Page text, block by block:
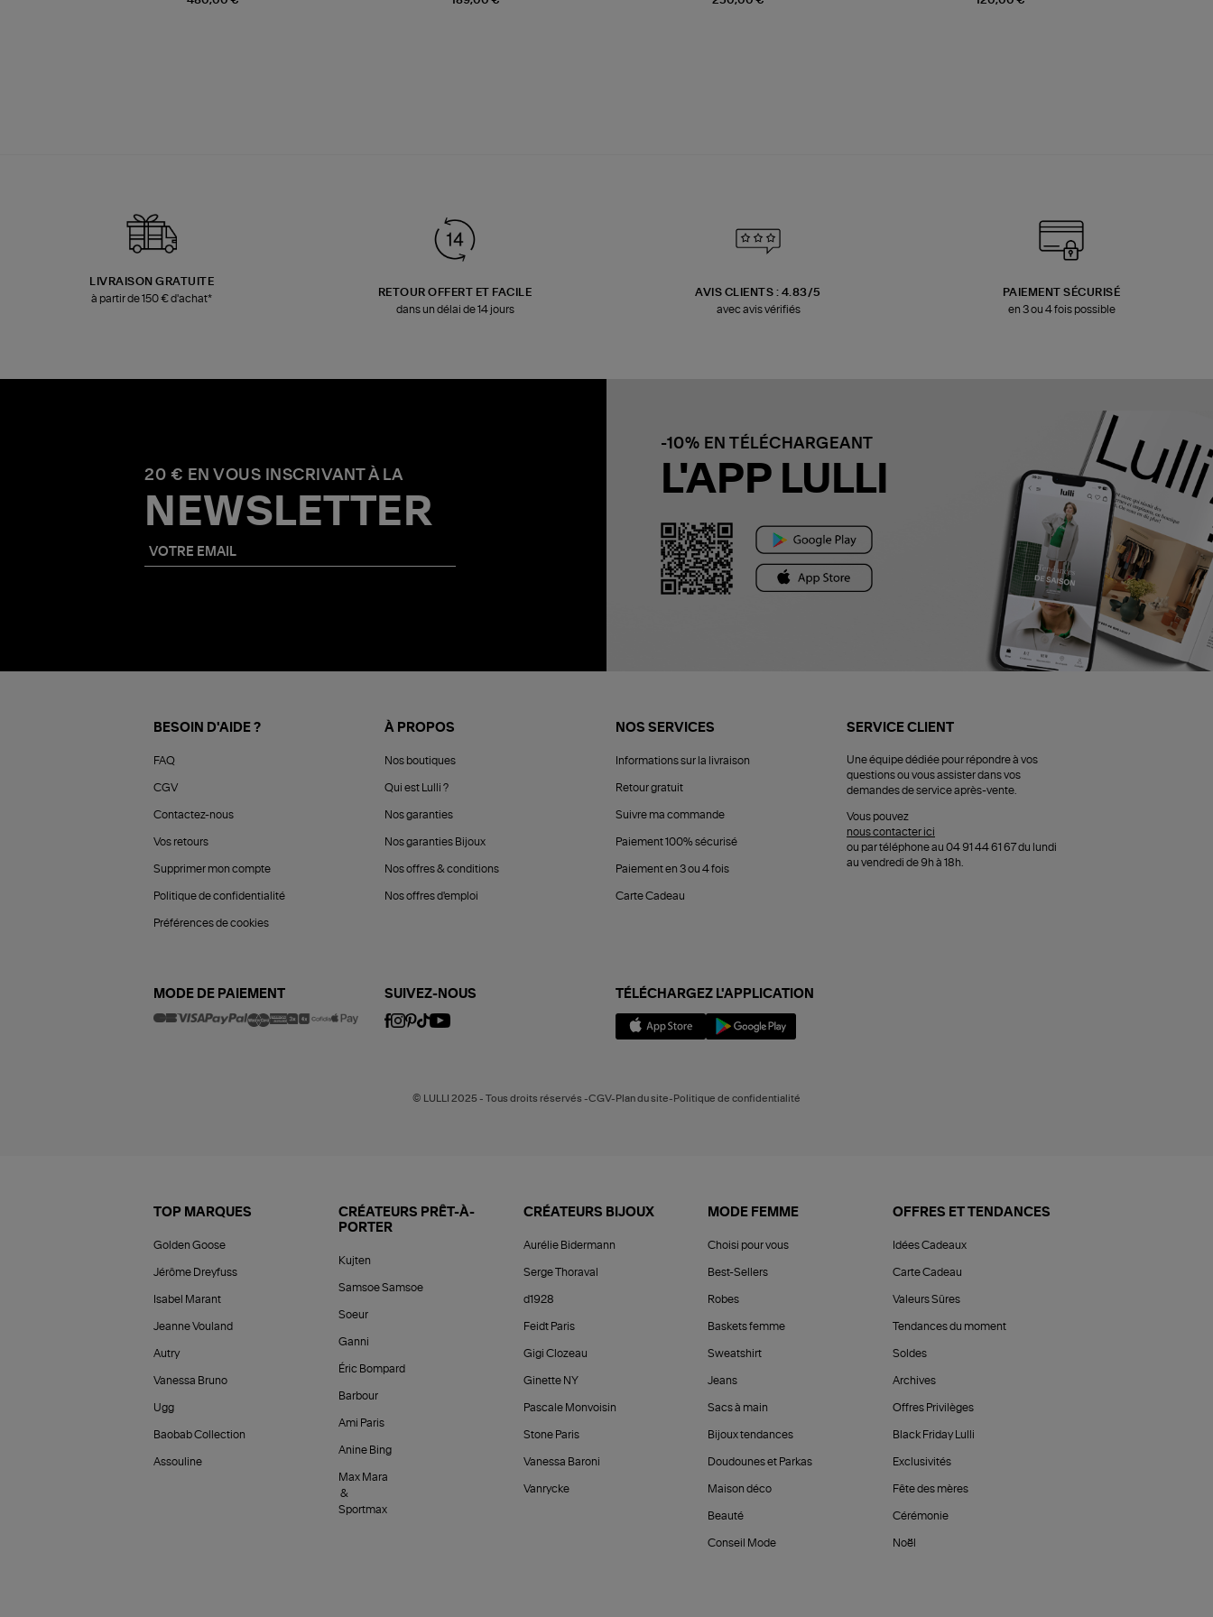
LIVRAISON GRATUITE
à partir de 150 € d'achat*
RETOUR OFFERT ET FACILE
dans un délai de 14 jours
AVIS CLIENTS : 4.83/5
avec avis vérifiés
PAIEMENT SÉCURISÉ
en 3 ou 4 fois possible
20 € EN VOUS INSCRIVANT À LA
NEWSLETTER
-10% EN TÉLÉCHARGEANT
L'APP LULLI
BESOIN D'AIDE ?
FAQ
CGV
Contactez-nous
Vos retours
Supprimer mon compte
Politique de confidentialité
Préférences de cookies
À PROPOS
Nos boutiques
Qui est Lulli ?
Nos garanties
Nos garanties Bijoux
Nos offres & conditions
Nos offres d'emploi
NOS SERVICES
Informations sur la livraison
Retour gratuit
Suivre ma commande
Paiement 100% sécurisé
Paiement en 3 ou 4 fois
Carte Cadeau
SERVICE CLIENT
Une équipe dédiée pour répondre à vos
questions ou vous assister dans vos
demandes de service après-vente.
Vous pouvez
nous contacter ici
ou par téléphone au 04 91 44 61 67 du lundi
au vendredi de 9h à 18h.
MODE DE PAIEMENT SUIVEZ-NOUS TÉLÉCHARGEZ L'APPLICATION
© LULLI 2025 - Tous droits réservés -CGV-Plan du site-Politique de confidentialité
TOP MARQUES
Golden Goose
Jérôme Dreyfuss
Isabel Marant
Jeanne Vouland
Autry
Vanessa Bruno
Ugg
Baobab Collection
Assouline
CRÉATEURS PRÊT-À-
PORTER
Kujten
Samsoe Samsoe
Soeur
Ganni
Éric Bompard
Barbour
Ami Paris
Anine Bing
Max Mara
&
Sportmax
CRÉATEURS BIJOUX
Aurélie Bidermann
Serge Thoraval
d1928
Feidt Paris
Gigi Clozeau
Ginette NY
Pascale Monvoisin
Stone Paris
Vanessa Baroni
Vanrycke
MODE FEMME
Choisi pour vous
Best-Sellers
Robes
Baskets femme
Sweatshirt
Jeans
Sacs à main
Bijoux tendances
Doudounes et Parkas
Maison déco
Beauté
Conseil Mode
OFFRES ET TENDANCES
Idées Cadeaux
Carte Cadeau
Valeurs Sûres
Tendances du moment
Soldes
Archives
Offres Privilèges
Black Friday Lulli
Exclusivités
Fête des mères
Cérémonie
Noël